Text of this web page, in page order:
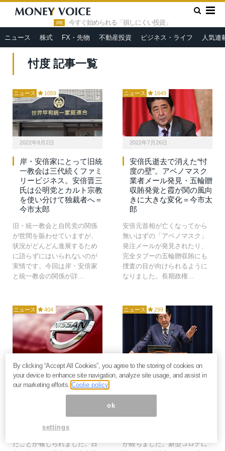
PR 今すぐ始められる「損しにくい投資」
ニュース 株式 FX・先物 不動産投資 ビジネス・ライフ 人気連
HOME » 忖度
忖度 記事一覧
ニュース 1059
2022年8月2日
岸・安倍家にとって旧統
一教会は三代続くファミ
リービジネス。安倍晋三
氏は公明党とカルト宗教
を使い分けて独裁者へ＝
今市太郎
旧・統一教会と自民党の関係
が世間を賑わせていますが、
状況がどんどん進展するため
に語らずにはいられないのが
実情です。今回は岸・安倍家
と統一教会の関係が詳…
ニュース 1649
2022年7月26日
安倍氏逝去で消えた“忖
度の壁”。アベノマスク
業者メール発見・五輪贈
収賄発覚と霞が関の風向
きに大きな変化＝今市太
郎
安倍元首相が亡くなってから
無いはずの「アベノマスク」
発注メールが発見されたり、
完全タブーの五輪贈収賄にも
捜査の目が向けられるように
なりました。長期政権…
ニュース 404
日産を国有化？融資に謎
の政府保証1300億円、
まさかの菅案件か＝今市
日産への1,800億円の融資に
1,300億の政府保証がついてい
たことが報じられました。日
ニュース 299
「森友学園」騒動から早
の政治は変わったか？＝
が経ちました。新型コロナに
By clicking “Accept All Cookies”, you agree to the storing of cookies on
your device to enhance site navigation, analyze site usage, and assist in
our marketing efforts.Coolie policy
ok
settings